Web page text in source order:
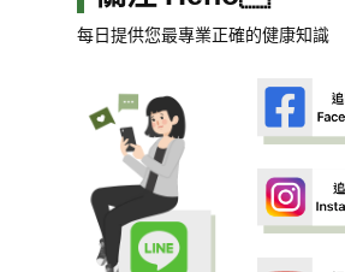
每日提供您最專業正確的健康知識